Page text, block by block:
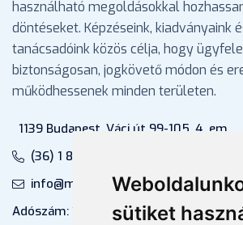
sütiket
használható megoldásokkal
döntéseket. Képzéseink, kiadványaink
tanácsadóink közös célja, hogy
biztonságosan, jogkövető módon és
működhessenek minden területen.
1139 Budapest, Váci út 99-105. 4. em.
(36) 1 880 76 00
info@mprx.hu
Adószám: 13598145-2-41